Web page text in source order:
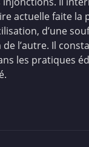
actuelle faite
d’une
de l’autre. Il
les pratiques